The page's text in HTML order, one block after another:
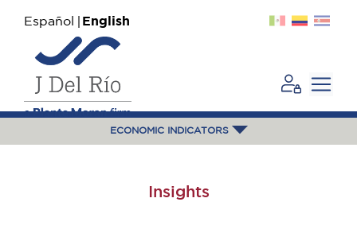
Español English
ECONOMIC INDICATORS
Insights